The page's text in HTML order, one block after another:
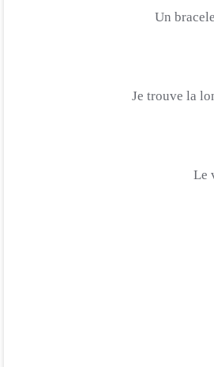
Un
Je trouve la
Le